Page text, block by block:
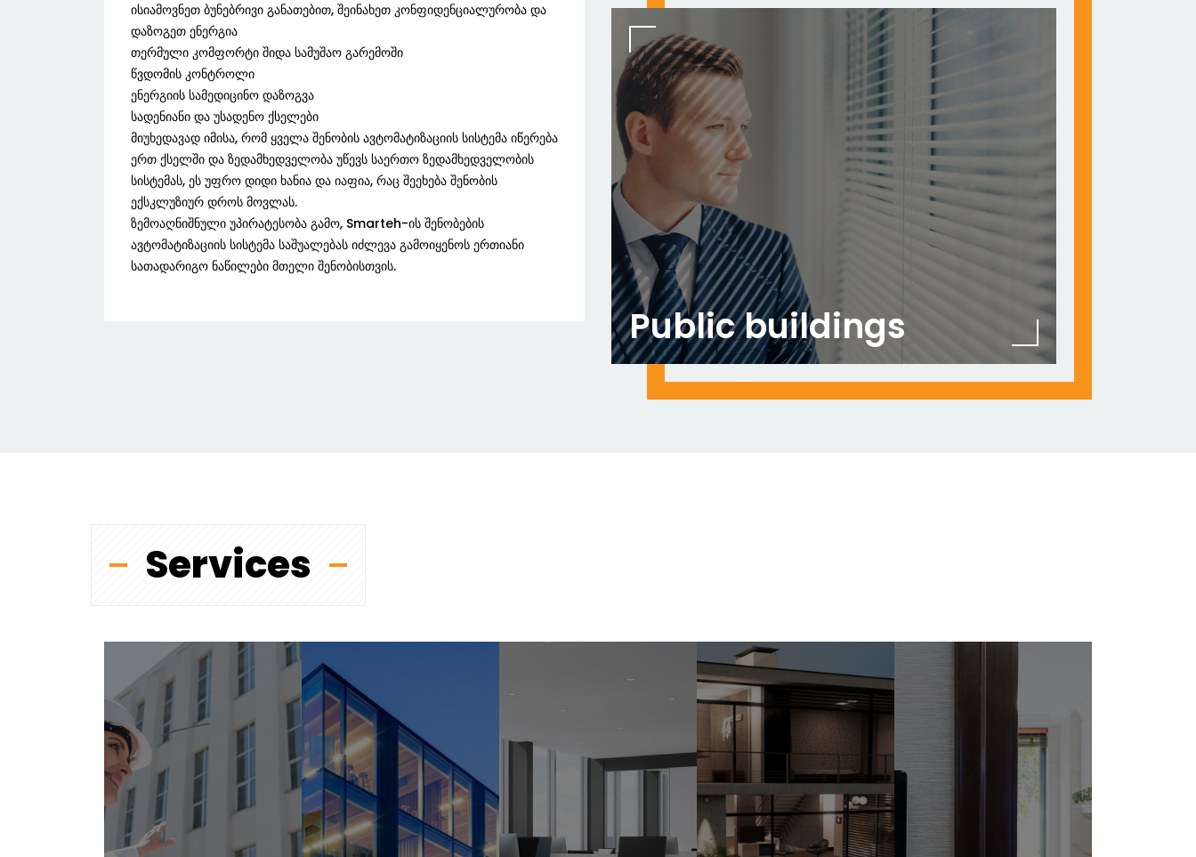
ისიამოვნეთ ბუნებრივი განათებით, შეინახეთ კონფიდენციალურობა და
დაზოგეთ ენერგია
თერმული კომფორტი შიდა სამუშაო გარემოში
წვდომის კონტროლი
ენერგიის სამედიცინო დაზოგვა
სადენიანი და უსადენო ქსელები
მიუხედავად იმისა, რომ ყველა შენობის ავტომატიზაციის სისტემა იწერება
ერთ ქსელში და ზედამხედველობა უწევს საერთო ზედამხედველობის
სისტემას, ეს უფრო დიდი ხანია და იაფია, რაც შეეხება შენობის
ექსკლუზიურ დროს მოვლას.
ზემოაღნიშნული უპირატესობა გამო, Smarteh-ის შენობების
ავტომატიზაციის სისტემა საშუალებას იძლევა გამოიყენოს ერთიანი
სათადარიგო ნაწილები მთელი შენობისთვის.
Public buildings
Services